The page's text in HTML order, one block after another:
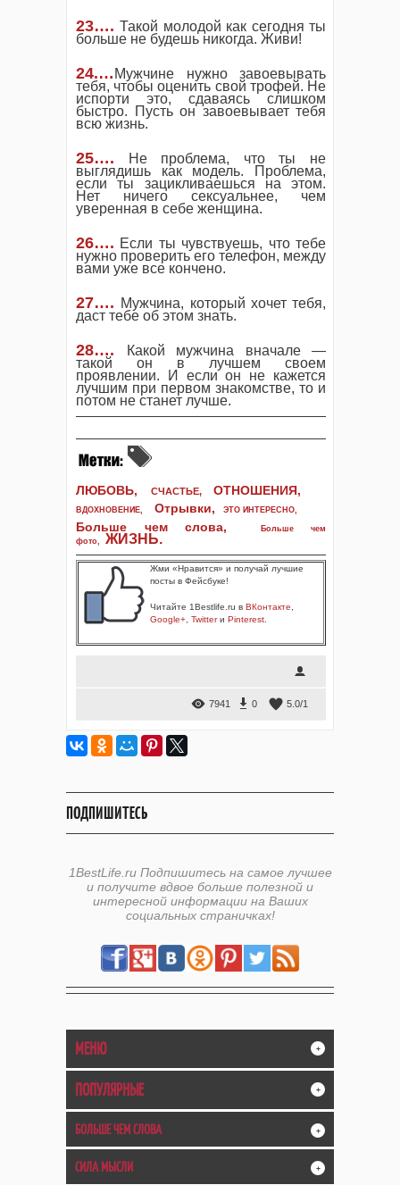
23…. Такой молодой как сегодня ты
больше не будешь никогда. Живи!
24.… Мужчине нужно завоевывать
тебя, чтобы оценить свой трофей. Не
испорти это, сдаваясь слишком
быстро. Пусть он завоевывает тебя
всю жизнь.
25…. Не проблема, что ты не
выглядишь как модель. Проблема,
если ты зацикливаешься на этом.
Нет ничего сексуальнее, чем
уверенная в себе женщина.
26…. Если ты чувствуешь, что тебе
нужно проверить его телефон, между
вами уже все кончено.
27…. Мужчина, который хочет тебя,
даст тебе об этом знать.
28….
Какой мужчина вначале —
такой он в лучшем своем
проявлении. И если он не кажется
лучшим при первом знакомстве, то и
потом не станет лучше.
ЛЮБОВЬ, СЧАСТЬЕ, ОТНОШЕНИЯ,
ВДОХНОВЕНИЕ, Отрывки, ЭТО ИНТЕРЕСНО,
Больше чем слова,
Больше чем
фото, ЖИЗНЬ.
Жми «Нравится» и получай лучшие
посты в Фейсбуке!
Читайте 1Bestlife.ru в ВКонтакте
Google+ Twitterи Pinterest
7941 0 5.0/1
ПОДПИШИТЕСЬ
1BestLife.ru Подпишитесь на самое лучшее
и получите вдвое больше полезной и
интересной информации на Ваших
социальных страничках!
МЕНЮ +
ПОПУЛЯРНЫЕ +
БОЛЬШЕ ЧЕМ СЛОВА +
СИЛА МЫСЛИ +